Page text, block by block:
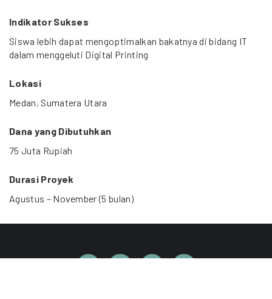
Indikator Sukses
Siswa lebih dapat mengoptimalkan bakatnya di bidang IT
dalam menggeluti Digital Printing
Lokasi
Medan, Sumatera Utara
Dana yang Dibutuhkan
75 Juta Rupiah
Durasi Proyek
Agustus – November (5 bulan)